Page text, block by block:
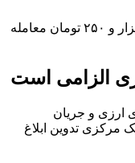
درهم با ۲۵۰ تومان کاهش در محدوده ۲۵ هزار و ۲۵۰ تومان معامله
الزامی است
ارزی و جریان
مرکزی تدوین ابلاغ